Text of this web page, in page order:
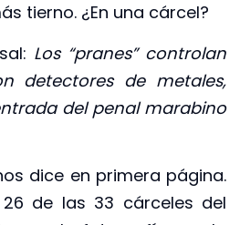
tierno. ¿En una cárcel?
Los “pranes” controlan
detectores de metales,
del penal marabino
dice en primera página.
26 de las 33 cárceles del